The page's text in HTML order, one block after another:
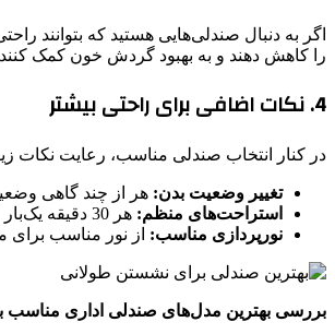
اگر به دنبال صندلی‌هایی هستید که
را کاهش دهند و به بهبود گردش خون کمک
4. نکات اضافی برای راحتی بیشتر
در کنار انتخاب صندلی مناسب، رعایت نکات
تغییر وضعیت بدن: هر از چند گاهی
استراحت‌های منظم: هر 30 دقیقه یک‌بار از جای خود بلند شوید و چند دقیقه راه بروید یا کشش‌های ساده انجام دهید.
نورپردازی مناسب: از نور مناسب برای
بررسی بهترین مدل‌های صندلی اداری